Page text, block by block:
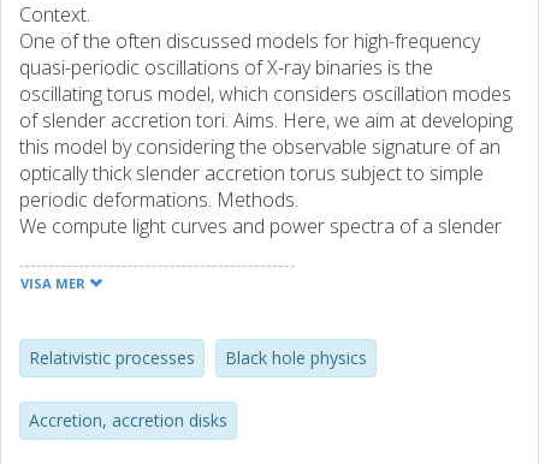
Context.
One of the often discussed models for high-frequency
quasi-periodic oscillations of X-ray binaries is the
oscillating torus model, which considers oscillation modes
of slender accretion tori. Aims. Here, we aim at developing
this model by considering the observable signature of an
optically thick slender accretion torus subject to simple
periodic deformations. Methods.
We compute light curves and power spectra of a slender
vertical or radial translation, rotation, expansion, and
We show that different types of deformations lead to very
different Fourier power spectra and therefore could be
observationally distinguished.
Conclusions.
VISA MER
Relativistic processes Black hole physics
Accretion, accretion disks